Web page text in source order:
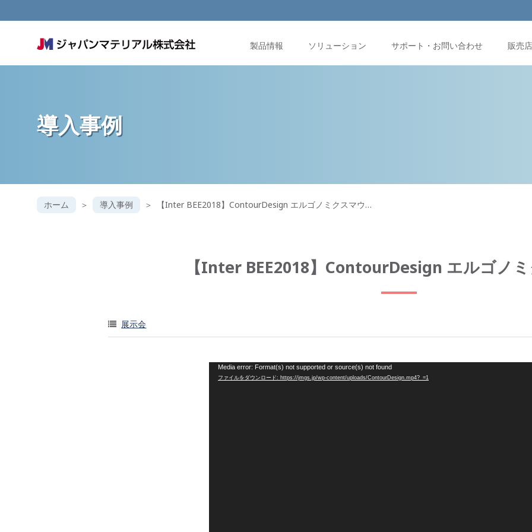
製品情報 ソリューション サポート・お問い合わせ 販売
導入事例
ホーム 導入事例 【Inter BEE2018】ContourDesign エルゴノミクスマウ…
【Inter BEE2018】ContourDesign エルゴノ
展示会
画
Media error: Format(s) not supported or source(s) not found
ファイルをダウンロード: https://jmgs.jp/wp-content/uploads/ContourDesign.mp4?_=1